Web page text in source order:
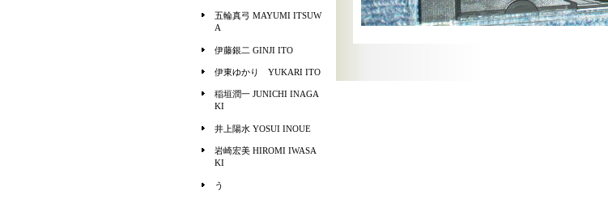
五輪真弓 MAYUMI ITSUW
A
伊藤銀二 GINJI ITO
伊東ゆかり YUKARI ITO
稲垣潤一 JUNICHI INAGA
KI
井上陽水 YOSUI INOUE
岩崎宏美 HIROMI IWASA
KI
う